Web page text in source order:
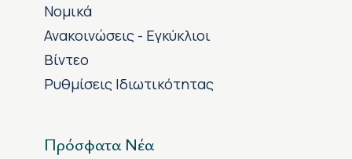
Νομικά
Ανακοινώσεις - Εγκύκλιοι
Βίντεο
Ρυθμίσεις Ιδιωτικότητας
Πρόσφατα Νέα